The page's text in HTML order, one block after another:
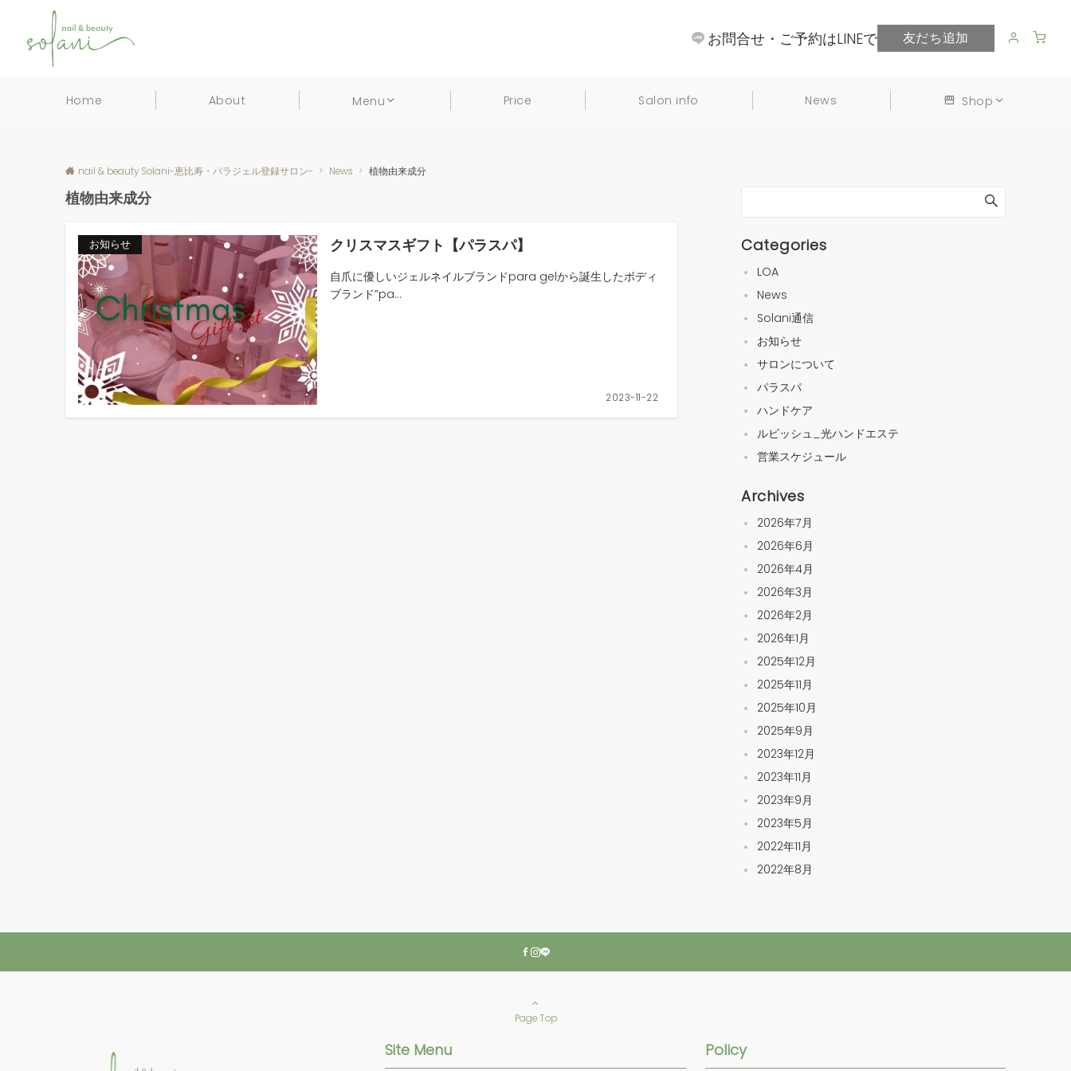
お問合せ・ご予約はLINEで 友だち追加
Home About Menu Price Salon info News Shop
nail & beauty Solani-恵比寿・パラジェル登録サロン- News 植物由来成分
植物由来成分
お知らせ クリスマスギフト【パラスパ】
自爪に優しいジェルネイルブランドpara gelから誕生したボディ
ブランド”pa...
2023-11-22
Categories
LOA
News
Solani通信
お知らせ
サロンについて
パラスパ
ハンドケア
ルビッシュ_光ハンドエステ
営業スケジュール
Archives
2026年7月
2026年6月
2026年4月
2026年3月
2026年2月
2026年1月
2025年12月
2025年11月
2025年10月
2025年9月
2023年12月
2023年11月
2023年9月
2023年5月
2022年11月
2022年8月
Page Top
Site Menu Policy